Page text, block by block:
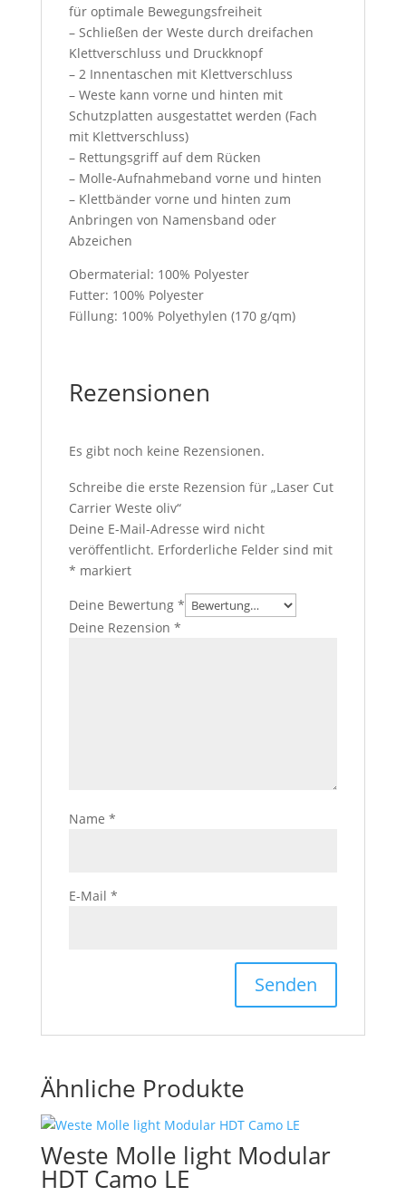
für optimale Bewegungsfreiheit
– Schließen der Weste durch dreifachen
Klettverschluss und Druckknopf
– 2 Innentaschen mit Klettverschluss
– Weste kann vorne und hinten mit
Schutzplatten ausgestattet werden (Fach
mit Klettverschluss)
– Rettungsgriff auf dem Rücken
– Molle-Aufnahmeband vorne und hinten
– Klettbänder vorne und hinten zum
Anbringen von Namensband oder
Abzeichen
Obermaterial: 100% Polyester
Futter: 100% Polyester
Füllung: 100% Polyethylen (170 g/qm)
Rezensionen
Es gibt noch keine Rezensionen.
Schreibe die erste Rezension für „Laser Cut
Carrier Weste oliv“
Deine E-Mail-Adresse wird nicht
veröffentlicht. Erforderliche Felder sind mit
* markiert
Deine Bewertung *
Deine Rezension *
Name *
E-Mail *
Ähnliche Produkte
Weste Molle light Modular
HDT Camo LE